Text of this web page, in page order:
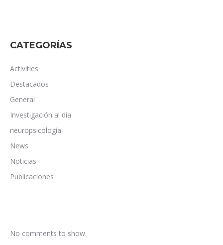
CATEGORÍAS
Activities
Destacados
General
Investigación al día
neuropsicología
News
Noticias
Publicaciones
No comments to show.